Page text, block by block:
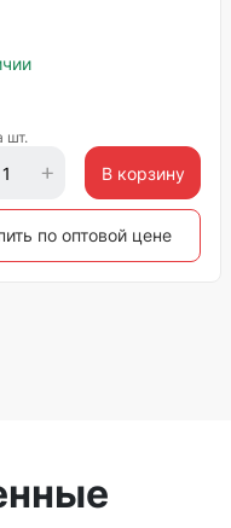
шт.
В корзину
по оптовой цене